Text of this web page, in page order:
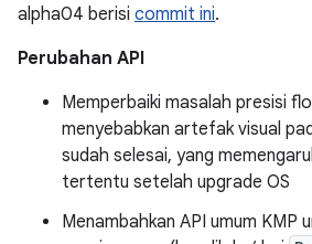
alpha04 berisi commit ini.
Perubahan API
Memperbaiki masalah presisi
menyebabkan artefak visual
sudah selesai, yang
tertentu setelah upgrade OS
Menambahkan API umum KMP